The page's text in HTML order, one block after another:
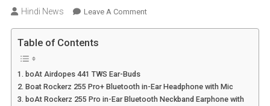
Hindi News Leave A CommentOn
2021
Table of Contents
1. boAt Airdopes 441 TWS Ear-Buds
2. Boat Rockerz 255 Pro+ Bluetooth in-Ear Headphone with Mic
3. boAt Rockerz 255 Pro in-Ear Bluetooth Neckband Earphone with